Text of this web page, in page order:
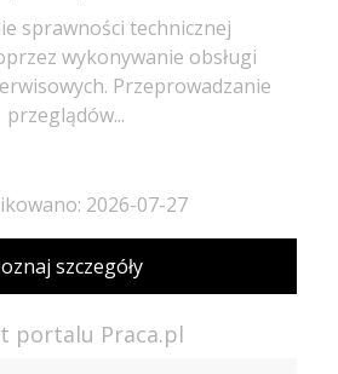
sprawności technicznej
wykonywanie obsługi
Przeprowadzanie
przeglądów...
2026-07-27
szczegóły
portalu Praca.pl